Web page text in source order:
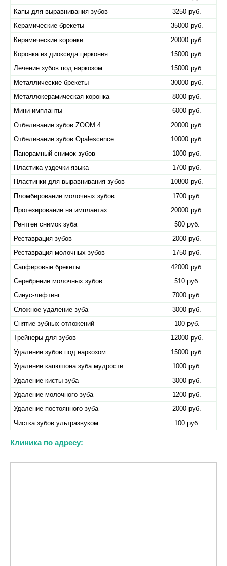
Капы для выравнивания зубов
3250 руб.
Керамические брекеты
35000 руб.
Керамические коронки
20000 руб.
Коронка из диоксида циркония
15000 руб.
Лечение зубов под наркозом
15000 руб.
Металлические брекеты
30000 руб.
Металлокерамическая коронка
8000 руб.
Мини-импланты
6000 руб.
Отбеливание зубов ZOOM 4
20000 руб.
Отбеливание зубов Оpalescence
10000 руб.
Панорамный снимок зубов
1000 руб.
Пластика уздечки языка
1700 руб.
Пластинки для выравнивания зубов
10800 руб.
Пломбирование молочных зубов
1700 руб.
Протезирование на имплантах
20000 руб.
Рентген снимок зуба
500 руб.
Реставрация зубов
2000 руб.
Реставрация молочных зубов
1750 руб.
Сапфировые брекеты
42000 руб.
Серебрение молочных зубов
510 руб.
Синус-лифтинг
7000 руб.
Сложное удаление зуба
3000 руб.
Снятие зубных отложений
100 руб.
Трейнеры для зубов
12000 руб.
Удаление зубов под наркозом
15000 руб.
Удаление капюшона зуба мудрости
1000 руб.
Удаление кисты зуба
3000 руб.
Удаление молочного зуба
1200 руб.
Удаление постоянного зуба
2000 руб.
Чистка зубов ультразвуком
100 руб.
Клиника по адресу: